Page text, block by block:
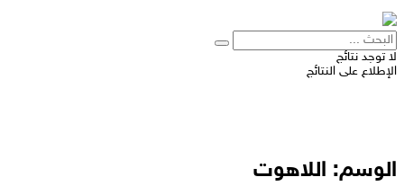
لا توجد نتائج
الإطلاع على النتائج
الوسم: اللاهوت